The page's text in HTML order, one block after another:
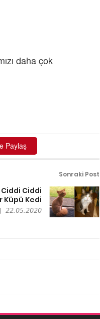
daha çok
Paylaş
Sonraki Post
Ciddi
Küpü Kedi
22.05.2020